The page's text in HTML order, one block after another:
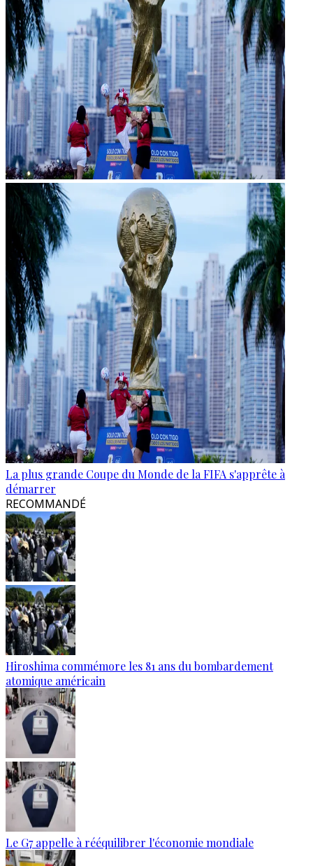
La plus grande Coupe du Monde de la FIFA s'apprête à
démarrer
RECOMMANDÉ
Hiroshima commémore les 81 ans du bombardement
atomique américain
Le G7 appelle à rééquilibrer l'économie mondiale